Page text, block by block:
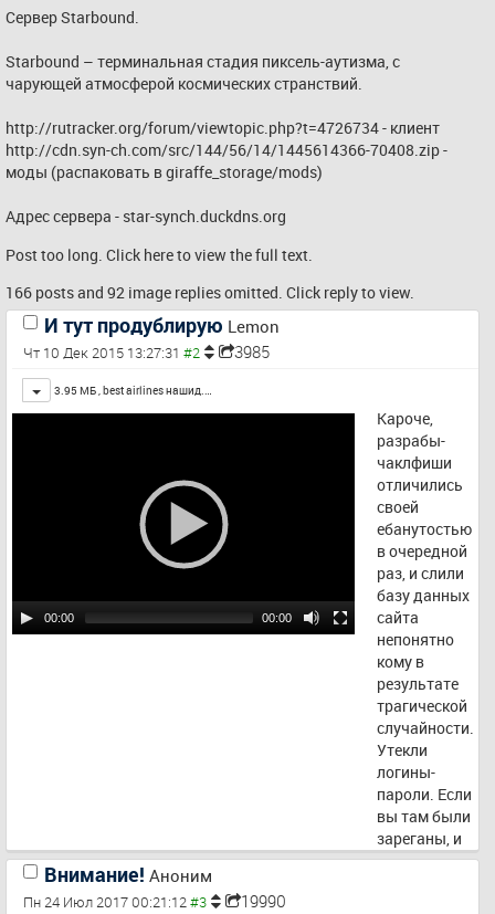
Сервер Starbound.
Starbound – терминальная стадия пиксель-аутизма, с
чарующей атмосферой космических странствий.
http://rutracker.org/forum/viewtopic.php?t=4726734 - клиент
http://cdn.syn-ch.com/src/144/56/14/1445614366-70408.zip -
моды (распаковать в giraffe_storage/mods)
Адрес сервера - star-synch.duckdns.org
Post too long. Click here to view the full text.
166 posts and 92 image replies omitted. Click reply to view.
И тут продублирую Lemon
Чт 10 Дек 2015 13:27:31 3985
Toggle
3.95 МБ ,best airlines нашид.…
00:00 00:00
Кароче,
разрабы-
чаклфиши
отличились
своей
ебанутостью
в очередной
раз, и слили
базу данных
сайта
непонятно
кому в
результате
трагической
случайности.
Утекли
логины-
пароли. Если
вы там были
зареганы, и
юзали
Внимание! Аноним
Пн 24 Июл 2017 00:21:12 19990